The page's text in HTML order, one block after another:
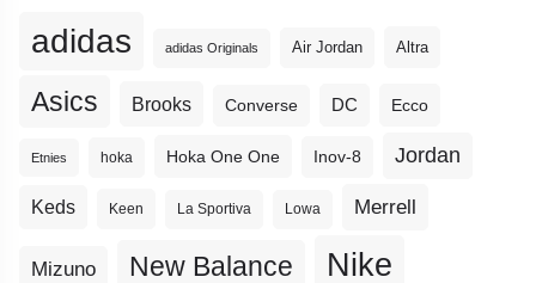
adidas adidas Originals Air Jordan Altra
Asics Brooks Converse DC Ecco
Etnies hoka Hoka One One Inov-8 Jordan
Keds Keen La Sportiva Lowa Merrell
Mizuno New Balance Nike